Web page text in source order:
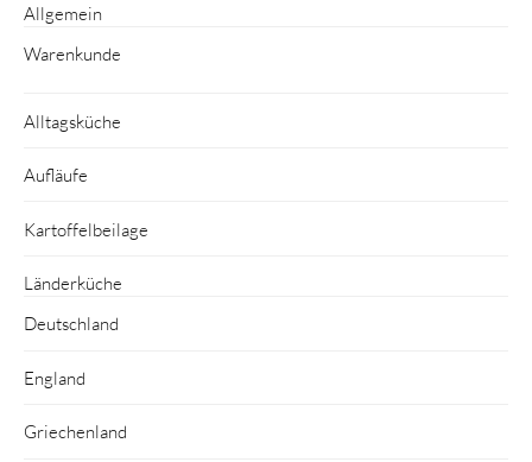
Allgemein
Warenkunde
Alltagsküche
Aufläufe
Kartoffelbeilage
Länderküche
Deutschland
England
Griechenland